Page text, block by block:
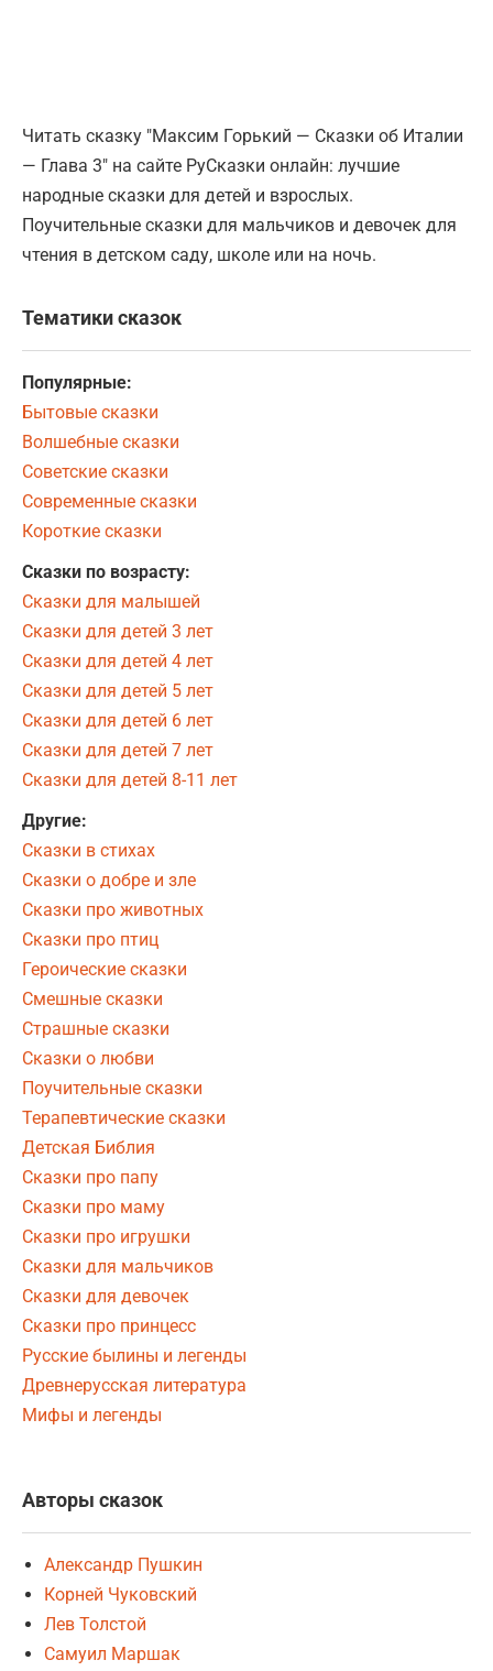
Читать сказку "Максим Горький — Сказки об Италии
— Глава 3" на сайте РуСказки онлайн: лучшие
народные сказки для детей и взрослых.
Поучительные сказки для мальчиков и девочек для
чтения в детском саду, школе или на ночь.
Тематики сказок
Популярные:
Бытовые сказки
Волшебные сказки
Советские сказки
Современные сказки
Короткие сказки
Сказки по возрасту:
Сказки для малышей
Сказки для детей 3 лет
Сказки для детей 4 лет
Сказки для детей 5 лет
Сказки для детей 6 лет
Сказки для детей 7 лет
Сказки для детей 8-11 лет
Другие:
Сказки в стихах
Сказки о добре и зле
Сказки про животных
Сказки про птиц
Героические сказки
Смешные сказки
Страшные сказки
Сказки о любви
Поучительные сказки
Терапевтические сказки
Детская Библия
Сказки про папу
Сказки про маму
Сказки про игрушки
Сказки для мальчиков
Сказки для девочек
Сказки про принцесс
Русские былины и легенды
Древнерусская литература
Мифы и легенды
Авторы сказок
Александр Пушкин
Корней Чуковский
Лев Толстой
Самуил Маршак